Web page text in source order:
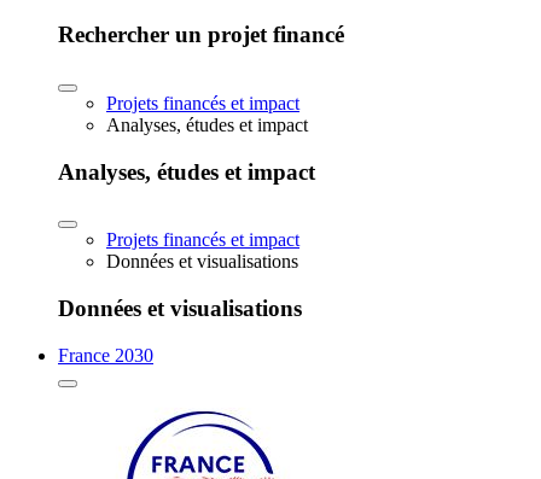
Rechercher un projet financé
Projets financés et impact
Analyses, études et impact
Analyses, études et impact
Projets financés et impact
Données et visualisations
Données et visualisations
France 2030